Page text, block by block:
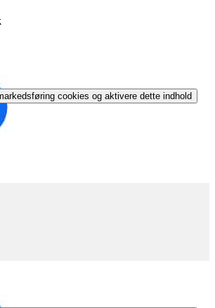
cookies og aktivere dette indhold